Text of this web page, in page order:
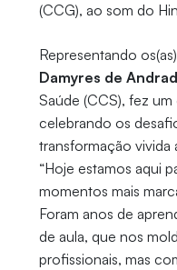
(CCG), ao som do
Representando
Damyres de
Saúde (CCS), fez
celebrando os
transformação vivida
“Hoje estamos aqui
momentos mais
Foram anos de
de aula, que nos
profissionais, mas